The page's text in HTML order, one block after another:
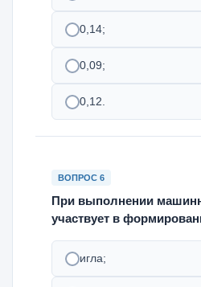
0,14;
0,09;
0,12.
ВОПРОС 6
При выполнении
участвует в
игла;